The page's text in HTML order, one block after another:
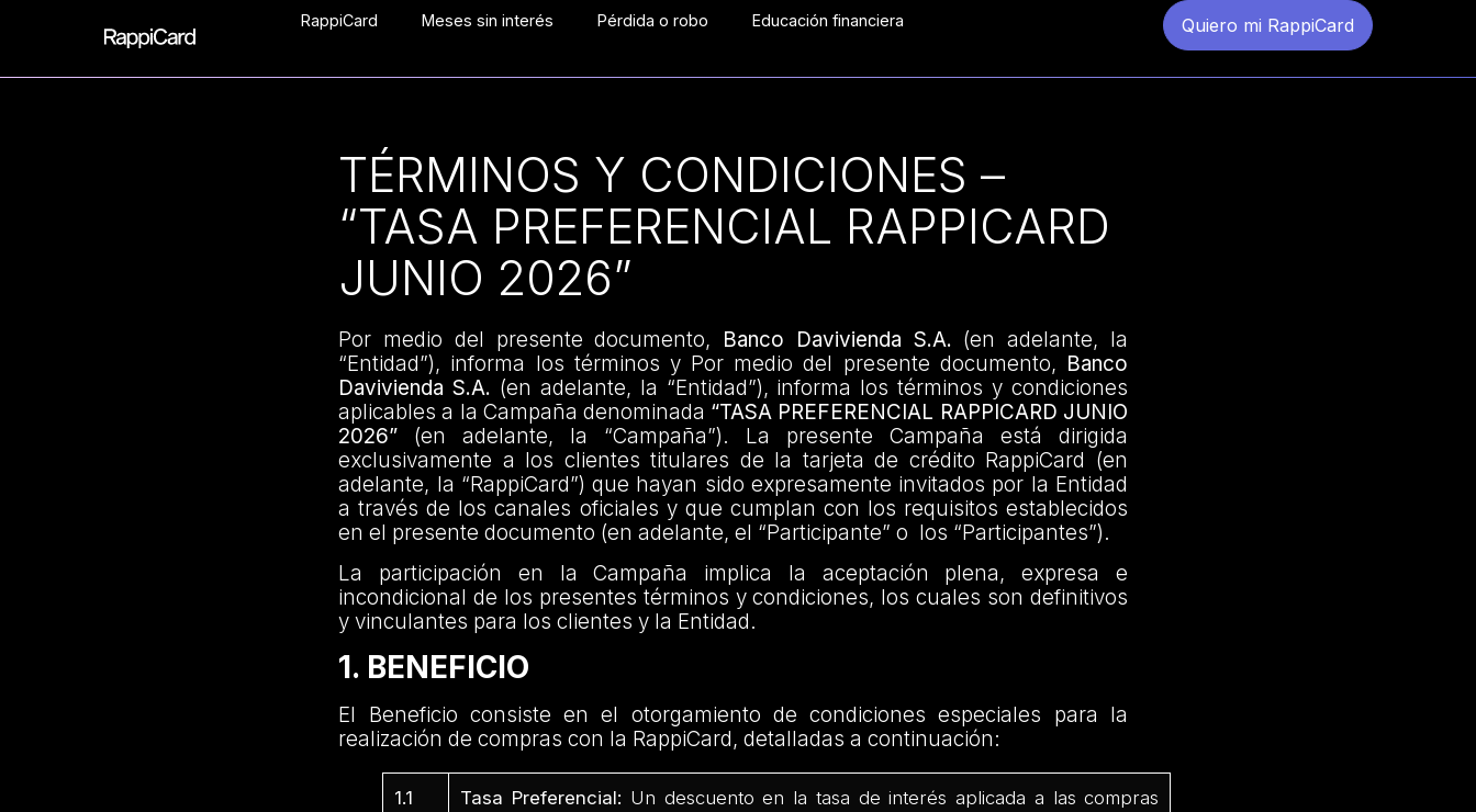
RappiCard Meses sin interés Pérdida o robo Educación financiera Quiero mi RappiCard
TÉRMINOS Y CONDICIONES –
“TASA PREFERENCIAL RAPPICARD
JUNIO 2026”
Por medio del presente documento, Banco Davivienda S.A. (en adelante, la
“Entidad”), informa los términos y Por medio del presente documento, Banco
Davivienda S.A. (en adelante, la “Entidad”), informa los términos y condiciones
aplicables a la Campaña denominada “TASA PREFERENCIAL RAPPICARD JUNIO
2026” (en adelante, la “Campaña”). La presente Campaña está dirigida
exclusivamente a los clientes titulares de la tarjeta de crédito RappiCard (en
adelante, la “RappiCard”) que hayan sido expresamente invitados por la Entidad
a través de los canales oficiales y que cumplan con los requisitos establecidos
en el presente documento (en adelante, el “Participante” o los “Participantes”).
La participación en la Campaña implica la aceptación plena, expresa e
incondicional de los presentes términos y condiciones, los cuales son definitivos
y vinculantes para los clientes y la Entidad.
1. BENEFICIO
El Beneficio consiste en el otorgamiento de condiciones especiales para la
realización de compras con la RappiCard, detalladas a continuación:
1.1 Tasa Preferencial: Un descuento en la tasa de interés aplicada a las compras